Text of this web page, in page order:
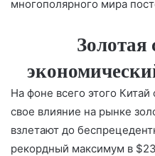
многополярного мира
Золотая
На фоне всего этого Китай
свое влияние на рынке
взлетают до
рекордный максимум в